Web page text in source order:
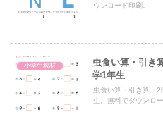
ウンロード印刷。
小学生教材
虫食い算・引き
学1年生
虫食い算・引き算・
生。無料でダウンロ